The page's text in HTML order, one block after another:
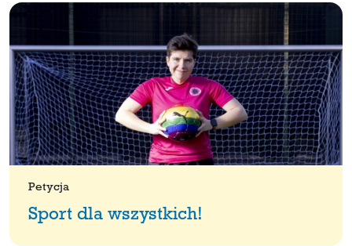
Petycja
Sport dla wszystkich!